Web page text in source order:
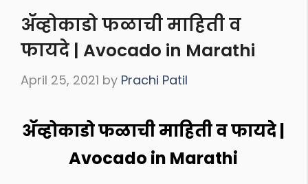
ॲव्होकाडो फळाची माहिती व
फायदे | Avocado in Marathi
April 25, 2021 by Prachi Patil
ॲव्होकाडो फळाची माहिती व फायदे |
Avocado in Marathi